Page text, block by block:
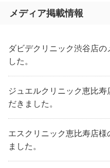
メディア掲載情報
ダビデクリニック渋谷店
した。
ジュエルクリニック恵比
だきました。
エスクリニック恵比寿店
ました。